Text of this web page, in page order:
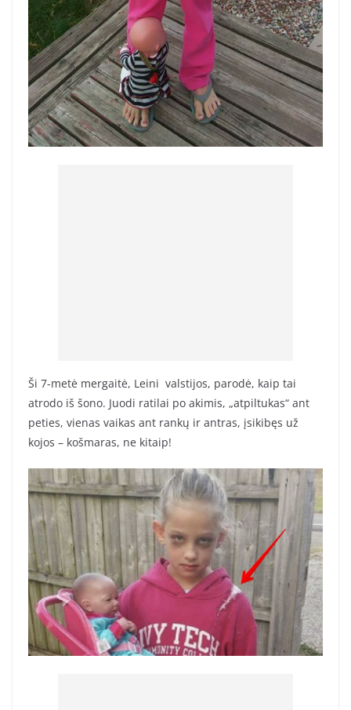
Ši 7-metė mergaitė, Leini valstijos, parodė, kaip tai
atrodo iš šono. Juodi ratilai po akimis, „atpiltukas“ ant
peties, vienas vaikas ant rankų ir antras, įsikibęs už
kojos – košmaras, ne kitaip!